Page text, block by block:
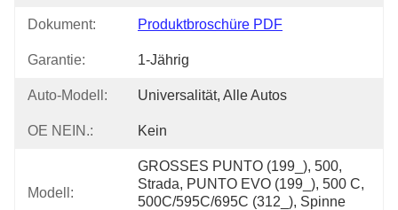
Dokument: Produktbroschüre PDF
Garantie: 1-Jährig
Auto-Modell: Universalität, Alle Autos
OE NEIN.: Kein
Modell:
GROSSES PUNTO (199_), 500,
Strada, PUNTO EVO (199_), 500 C,
500C/595C/695C (312_), Spinne